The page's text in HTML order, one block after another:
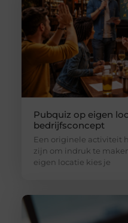
Pubquiz op eigen
bedrijfsconcept
Een originele activiteit
zijn om indruk te
eigen locatie kies je